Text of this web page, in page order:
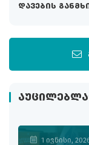
დავების
1 ივნისი,